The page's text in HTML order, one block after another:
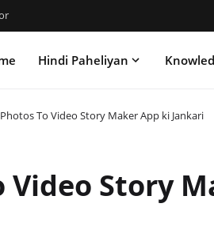
Hindi Paheliyan
To Video Story Maker App ki Jankari
Video Story